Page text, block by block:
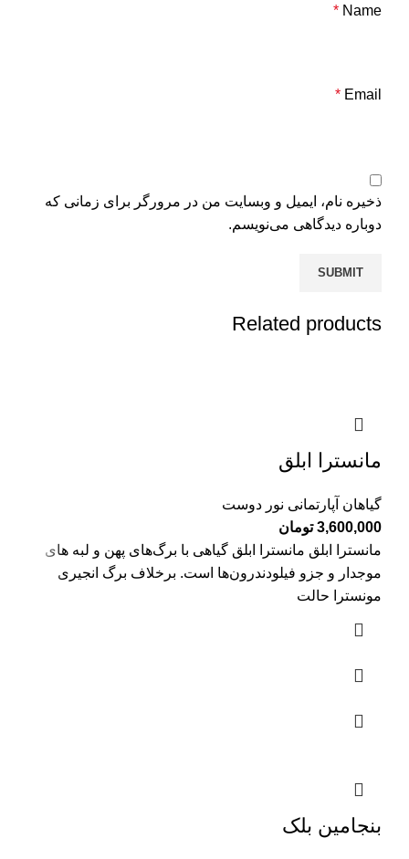
Name
*
Email
*
ذخیره نام، ایمیل و وبسایت من در مرورگر برای زمانی که
دوباره دیدگاهی می‌نویسم.
Related products
مانسترا ابلق
گیاهان آپارتمانی نور دوست
3,600,000 تومان
مانسترا ابلق مانسترا ابلق گیاهی با برگ‌های پهن و لبه های
موجدار و جزو فیلودندرون‌ها است. برخلاف برگ انجیری
مونسترا حالت
بنجامین بلک